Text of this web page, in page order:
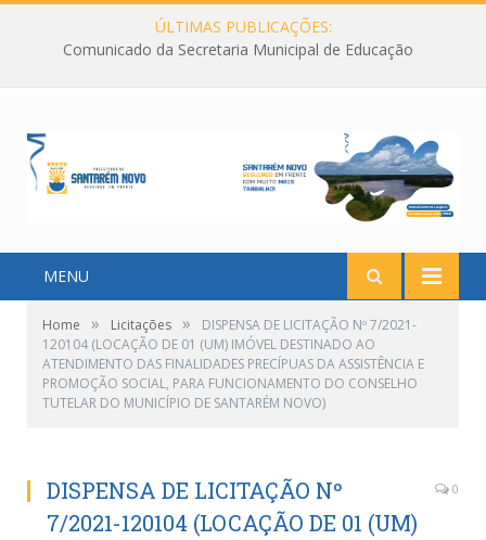
ÚLTIMAS PUBLICAÇÕES:
Comunicado da Secretaria Municipal de Educação
MENU
Home » Licitações »
DISPENSA DE LICITAÇÃO Nº 7/2021-
120104 (LOCAÇÃO DE 01 (UM) IMÓVEL DESTINADO AO
ATENDIMENTO DAS FINALIDADES PRECÍPUAS DA ASSISTÊNCIA E
PROMOÇÃO SOCIAL, PARA FUNCIONAMENTO DO CONSELHO
TUTELAR DO MUNICÍPIO DE SANTARÉM NOVO)
DISPENSA DE LICITAÇÃO Nº
7/2021-120104 (LOCAÇÃO DE 01 (UM)
0